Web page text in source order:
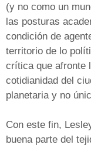
(y no como un
las posturas
condición de
territorio de lo
crítica que afronte
cotidianidad del
planetaria y no
Con este fin,
buena parte del